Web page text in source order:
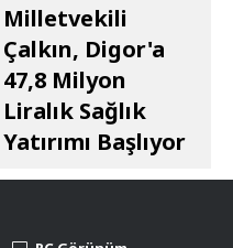
Milletvekili
Çalkın, Digor'a
47,8 Milyon
Liralık Sağlık
Yatırımı Başlıyor